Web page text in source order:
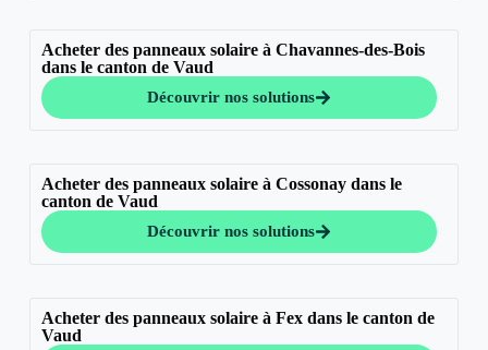
Acheter des panneaux solaire à Chavannes-des-Bois
dans le canton de Vaud
Découvrir nos solutions
Acheter des panneaux solaire à Cossonay dans le
canton de Vaud
Découvrir nos solutions
Acheter des panneaux solaire à Fex dans le canton de
Vaud